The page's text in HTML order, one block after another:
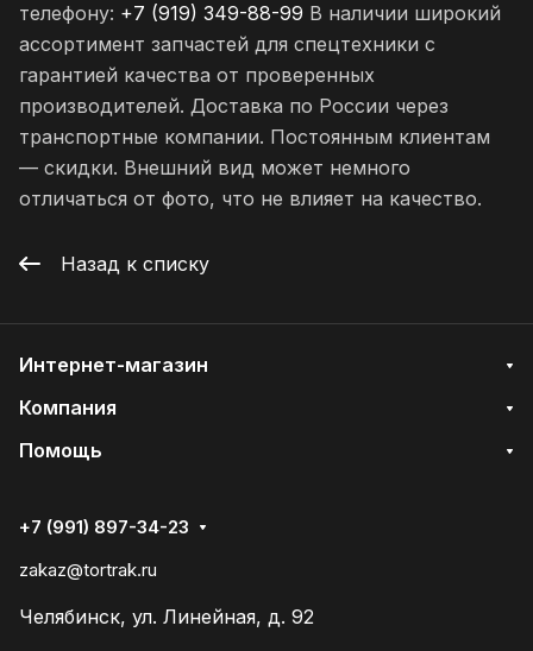
телефону: +7 (919) 349-88-99 В наличии широкий
ассортимент запчастей для спецтехники с
гарантией качества от проверенных
производителей. Доставка по России через
транспортные компании. Постоянным клиентам
— скидки. Внешний вид может немного
отличаться от фото, что не влияет на качество.
Назад к списку
Интернет-магазин
Компания
Помощь
+7 (991) 897-34-23
zakaz@tortrak.ru
Челябинск, ул. Линейная, д. 92